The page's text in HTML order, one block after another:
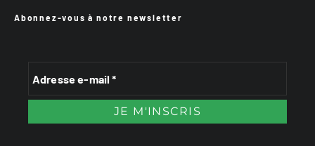
Abonnez-vous à notre newsletter